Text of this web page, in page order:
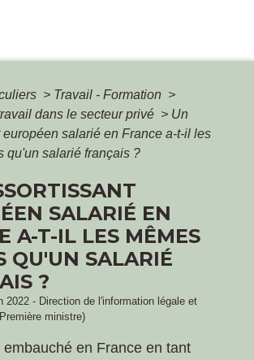
> Travail - Formation >
dans le secteur privé > Un
européen salarié en France a-t-il les
qu'un salarié français ?
SALARIÉ EN
A-T-IL LES MÊMES
QU'UN SALARIÉ
?
2022 - Direction de l'information légale et
ministre)
embauché en France en tant